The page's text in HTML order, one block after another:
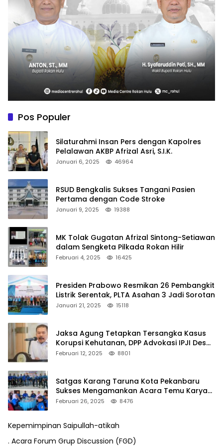
Pos Populer
Silaturahmi Insan Pers dengan Kapolres
Pelalawan AKBP Afrizal Asri, S.I.K.
Januari 6, 2025 46964
RSUD Bengkalis Sukses Tangani Pasien
Pertama dengan Code Stroke
Januari 9, 2025 19388
MK Tolak Gugatan Afrizal Sintong-Setiawan
dalam Sengketa Pilkada Rokan Hilir
Februari 4, 2025 16425
Presiden Prabowo Resmikan 26 Pembangkit
Listrik Serentak, PLTA Asahan 3 Jadi Sorotan
Januari 21, 2025 15118
Jaksa Agung Tetapkan Tersangka Kasus
Korupsi Kehutanan, DPP Advokasi IPJI Desak
Pengusutan Pajak RAPP
Februari 12, 2025 8801
Satgas Karang Taruna Kota Pekanbaru
Sukses Mengamankan Acara Temu Karya
VII Karang Taruna Pekanbaru
Februari 26, 2025 8476
Kepemimpinan Saipullah-atikah
. Acara Forum Grup Discussion (FGD)